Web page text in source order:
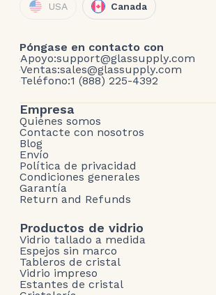
USA Canada
Póngase en contacto con
Apoyo:support@glassupply.com
Ventas:sales@glassupply.com
Teléfono:1 (888) 225-4392
Empresa
Quiénes somos
Contacte con nosotros
Blog
Envío
Política de privacidad
Condiciones generales
Garantía
Return and Refunds
Productos de vidrio
Vidrio tallado a medida
Espejos sin marco
Tableros de cristal
Vidrio impreso
Estantes de cristal